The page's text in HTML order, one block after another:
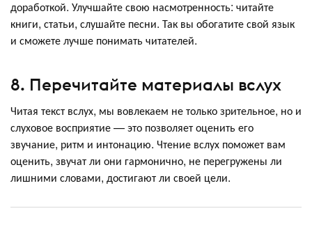
доработкой. Улучшайте свою насмотренность: читайте
книги, статьи, слушайте песни. Так вы обогатите свой язык
и сможете лучше понимать читателей.
8. Перечитайте материалы вслух
Читая текст вслух, мы вовлекаем не только зрительное, но и
слуховое восприятие — это позволяет оценить его
звучание, ритм и интонацию. Чтение вслух поможет вам
оценить, звучат ли они гармонично, не перегружены ли
лишними словами, достигают ли своей цели.